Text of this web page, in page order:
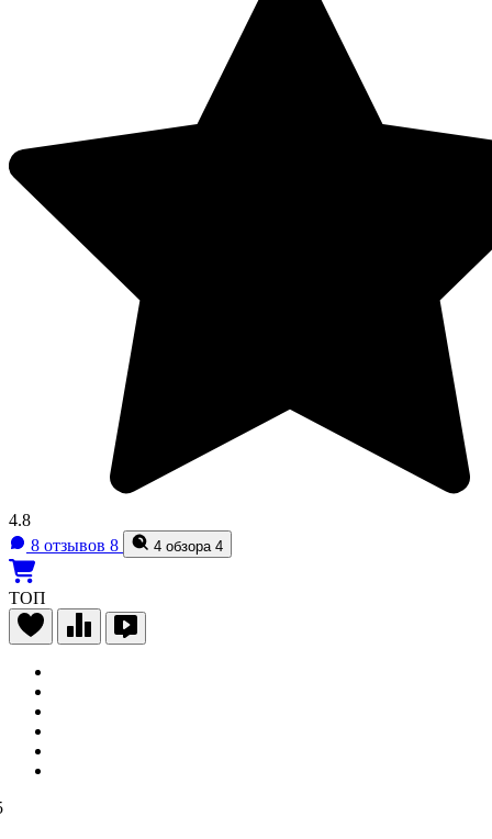
4.8
8 отзывов 8 4 обзора 4
ТОП